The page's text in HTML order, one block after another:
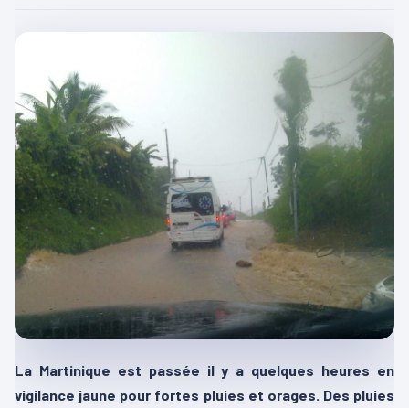
La Martinique est passée il y a quelques heures en
vigilance jaune pour fortes pluies et orages. Des pluies